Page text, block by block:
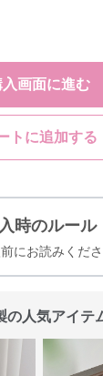
入画面に進む
トに追加する
時のルール
にお読みくださ
の人気アイテ